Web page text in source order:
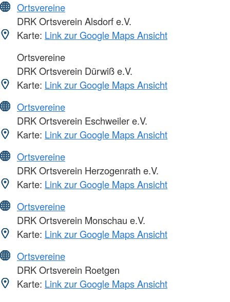
Ortsvereine
DRK Ortsverein Alsdorf e.V.
Karte: Link zur Google Maps Ansicht
Ortsvereine
DRK Ortsverein Dürwiß e.V.
Karte: Link zur Google Maps Ansicht
Ortsvereine
DRK Ortsverein Eschweiler e.V.
Karte: Link zur Google Maps Ansicht
Ortsvereine
DRK Ortsverein Herzogenrath e.V.
Karte: Link zur Google Maps Ansicht
Ortsvereine
DRK Ortsverein Monschau e.V.
Karte: Link zur Google Maps Ansicht
Ortsvereine
DRK Ortsverein Roetgen
Karte: Link zur Google Maps Ansicht